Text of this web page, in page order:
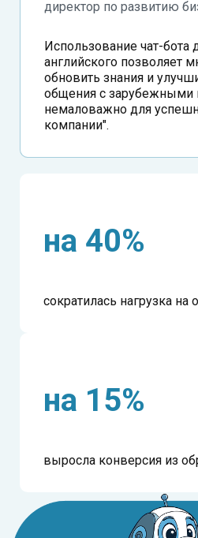
директор по развитию
Использование чат-бота
английского позволяет
обновить знания и
общения с зарубежными
немаловажно для
компании".
на 40%
сократилась нагрузка на
на 15%
выросла конверсия из